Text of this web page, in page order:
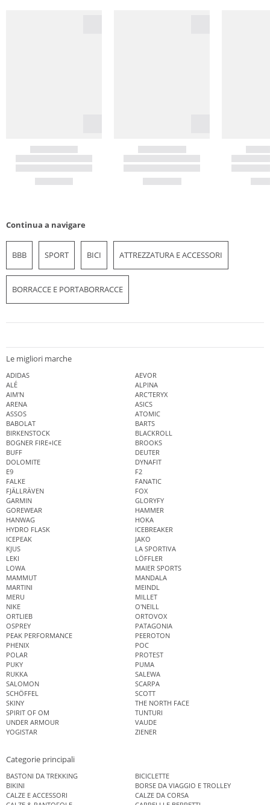
Continua a navigare
BBB SPORT BICI ATTREZZATURA E ACCESSORI
BORRACCE E PORTABORRACCE
Le migliori marche
ADIDAS
AEVOR
ALÉ
ALPINA
AIM'N
ARC'TERYX
ARENA
ASICS
ASSOS
ATOMIC
BABOLAT
BARTS
BIRKENSTOCK
BLACKROLL
BOGNER FIRE+ICE
BROOKS
BUFF
DEUTER
DOLOMITE
DYNAFIT
E9
F2
FALKE
FANATIC
FJÄLLRÄVEN
FOX
GARMIN
GLORYFY
GOREWEAR
HAMMER
HANWAG
HOKA
HYDRO FLASK
ICEBREAKER
ICEPEAK
JAKO
KJUS
LA SPORTIVA
LEKI
LÖFFLER
LOWA
MAIER SPORTS
MAMMUT
MANDALA
MARTINI
MEINDL
MERU
MILLET
NIKE
O'NEILL
ORTLIEB
ORTOVOX
OSPREY
PATAGONIA
PEAK PERFORMANCE
PEEROTON
PHENIX
POC
POLAR
PROTEST
PUKY
PUMA
RUKKA
SALEWA
SALOMON
SCARPA
SCHÖFFEL
SCOTT
SKINY
THE NORTH FACE
SPIRIT OF OM
TUNTURI
UNDER ARMOUR
VAUDE
YOGISTAR
ZIENER
Categorie principali
BASTONI DA TREKKING
BICICLETTE
BIKINI
BORSE DA VIAGGIO E TROLLEY
CALZE E ACCESSORI
CALZE DA CORSA